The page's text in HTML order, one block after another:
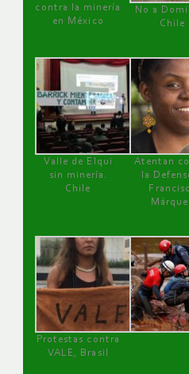
contra la minería
en México
No a
Chile
Valle de Elqui
sin minería.
Chile
Atentan
la
Protestas contra
VALE, Brasil